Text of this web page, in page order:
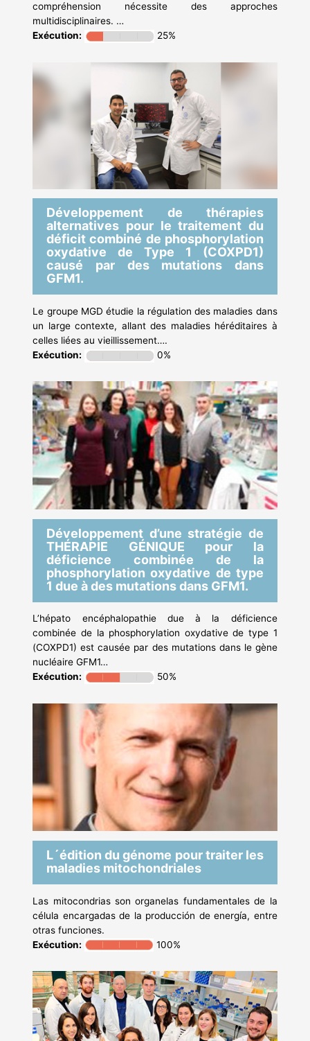
compréhension nécessite des approches
multidisciplinaires. …
Exécution:
25%
Développement de thérapies
alternatives pour le traitement du
déficit combiné de phosphorylation
oxydative de Type 1 (COXPD1)
causé par des mutations dans
GFM1.
Le groupe MGD étudie la régulation des maladies dans
un large contexte, allant des maladies héréditaires à
celles liées au vieillissement….
Exécution:
0%
Développement d’une stratégie de
THÉRAPIE GÉNIQUE pour la
déficience combinée de la
phosphorylation oxydative de type
1 due à des mutations dans GFM1.
L’hépato encéphalopathie due à la déficience
combinée de la phosphorylation oxydative de type 1
(COXPD1) est causée par des mutations dans le gène
nucléaire GFM1…
Exécution:
50%
L´édition du génome pour traiter les
maladies mitochondriales
Las mitocondrias son organelas fundamentales de la
célula encargadas de la producción de energía, entre
otras funciones.
Exécution:
100%